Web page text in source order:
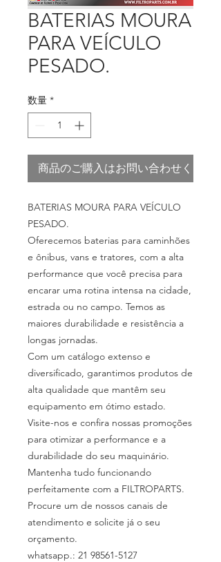
BATERIAS MOURA
PARA VEÍCULO
PESADO.
数量 *
商品のご購入はお問い合わせください
BATERIAS MOURA PARA VEÍCULO
PESADO.
Oferecemos baterias para caminhões
e ônibus, vans e tratores, com a alta
performance que você precisa para
encarar uma rotina intensa na cidade,
estrada ou no campo. Temos as
maiores durabilidade e resistência a
longas jornadas.
Com um catálogo extenso e
diversificado, garantimos produtos de
alta qualidade que mantêm seu
equipamento em ótimo estado.
Visite-nos e confira nossas promoções
para otimizar a performance e a
durabilidade do seu maquinário.
Mantenha tudo funcionando
perfeitamente com a FILTROPARTS.
Procure um de nossos canais de
atendimento e solicite já o seu
orçamento.
whatsapp.: 21 98561-5127